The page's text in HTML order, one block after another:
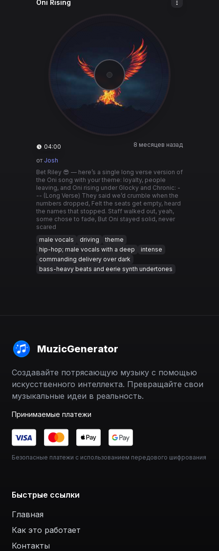
Oni Rising
04:00 8 месяцев назад
от Josh
Bet Riley 😎 — here’s a single long verse version of
the Oni song with your theme: loyalty, people
leaving, and Oni rising under Glocky and Chronic: -
-- (Long Verse) They said we’d crumble when the
numbers dropped, Felt the seats get empty, heard
the names that stopped. Staff walked out, yeah,
some chose to fade, But Oni stayed solid, never
scared
male vocals
driving
theme
hip-hop; male vocals with a deep
intense
commanding delivery over dark
bass-heavy beats and eerie synth undertones
MuzicGenerator
Создавайте потрясающую музыку с помощью
искусственного интеллекта. Превращайте свои
музыкальные идеи в реальность.
Принимаемые платежи
Безопасные платежи с использованием передового шифрования
Быстрые ссылки
Главная
Как это работает
Контакты